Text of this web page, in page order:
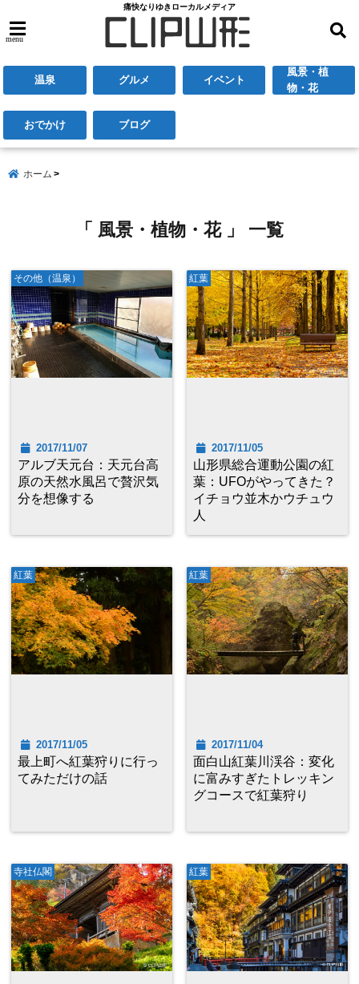
痛快なりゆきローカルメディア
menu
温泉 グルメ イベント
風景・植
物・花
おでかけ ブログ
ホーム
「 風景・植物・花 」 一覧
その他（温泉）
2017/11/07
アルブ天元台：天元台高
原の天然水風呂で贅沢気
分を想像する
紅葉
2017/11/05
山形県総合運動公園の紅
葉：UFOがやってきた？
イチョウ並木かウチュウ
人
紅葉
2017/11/05
最上町へ紅葉狩りに行っ
てみただけの話
紅葉
2017/11/04
面白山紅葉川渓谷：変化
に富みすぎたトレッキン
グコースで紅葉狩り
寺社仏閣 紅葉